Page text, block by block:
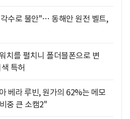
수로 불안"… 동해안 원전 벨트,
치를 펼치니 폴더블폰으로 변
특허
베라 루빈, 원가의 62%는 메모
중 큰 소캠2"